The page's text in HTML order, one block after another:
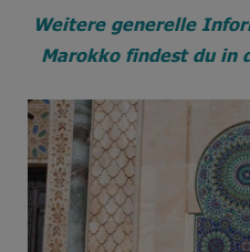
Weitere generelle
Marokko findest du in